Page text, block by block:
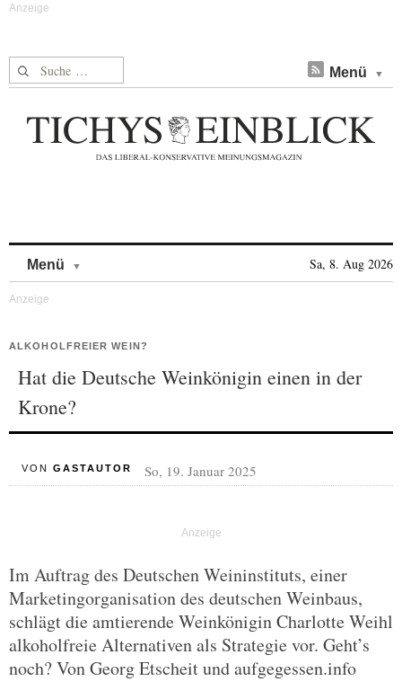
Suche nach: Menü
Menü Sa, 8. Aug 2026
ALKOHOLFREIER WEIN?
Hat die Deutsche Weinkönigin einen in der
Krone?
VON GASTAUTOR So, 19. Januar 2025
Im Auftrag des Deutschen Weininstituts, einer
Marketingorganisation des deutschen Weinbaus,
schlägt die amtierende Weinkönigin Charlotte Weihl
alkoholfreie Alternativen als Strategie vor. Geht’s
noch? Von Georg Etscheit und aufgegessen.info